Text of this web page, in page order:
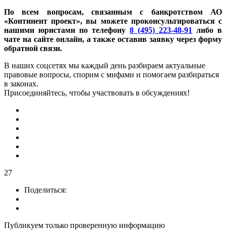
По всем вопросам, связанным с банкротством АО
«Континент проект», вы можете проконсультироваться с
нашими юристами по телефону 8 (495) 223-48-91 либо в
чате на сайте онлайн, а также оставив заявку через форму
обратной связи.
В наших соцсетях мы каждый день разбираем актуальные
правовые вопросы, спорим с мифами и помогаем разбираться
в законах.
Присоединяйтесь, чтобы участвовать в обсуждениях!
27
Поделиться:
Публикуем только проверенную информацию